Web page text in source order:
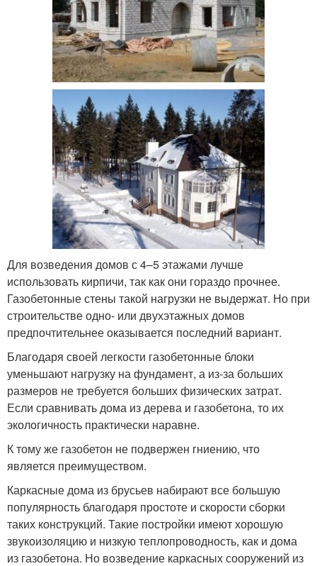
Для возведения домов с 4–5 этажами лучше
использовать кирпичи, так как они гораздо прочнее.
Газобетонные стены такой нагрузки не выдержат. Но при
строительстве одно- или двухэтажных домов
предпочтительнее оказывается последний вариант.
Благодаря своей легкости газобетонные блоки
уменьшают нагрузку на фундамент, а из-за больших
размеров не требуется больших физических затрат.
Если сравнивать дома из дерева и газобетона, то их
экологичность практически наравне.
К тому же газобетон не подвержен гниению, что
является преимуществом.
Каркасные дома из брусьев набирают все большую
популярность благодаря простоте и скорости сборки
таких конструкций. Такие постройки имеют хорошую
звукоизоляцию и низкую теплопроводность, как и дома
из газобетона. Но возведение каркасных сооружений из